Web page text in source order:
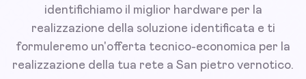
identifichiamo il miglior hardware per la
realizzazione della soluzione identificata e ti
formuleremo un'offerta tecnico-economica per la
realizzazione della tua rete a San pietro vernotico.